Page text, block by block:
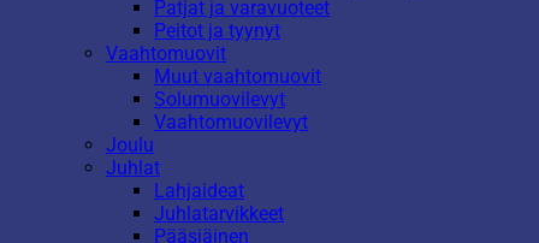
Patjat ja varavuoteet
Peitot ja tyynyt
Vaahtomuovit
Muut vaahtomuovit
Solumuovilevyt
Vaahtomuovilevyt
Joulu
Juhlat
Lahjaideat
Juhlatarvikkeet
Pääsiäinen